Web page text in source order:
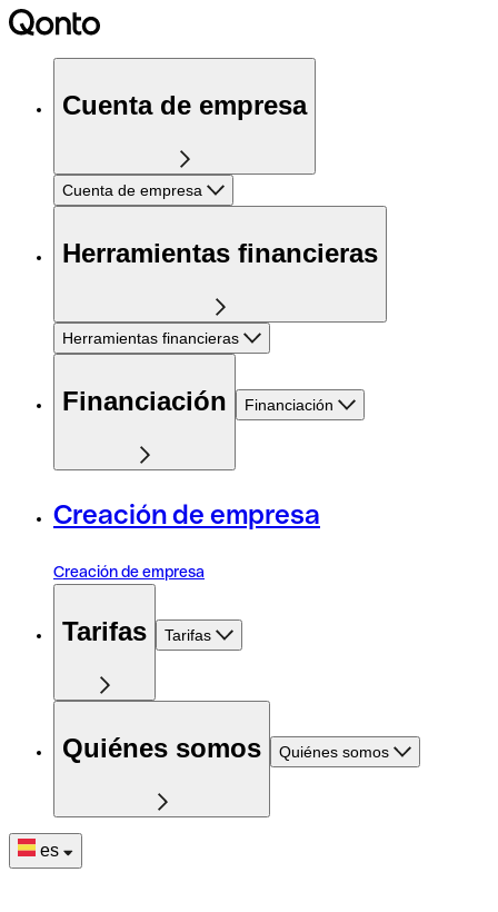
Cuenta de empresa
Cuenta de empresa
Herramientas financieras
Herramientas financieras
Financiación Financiación
Creación de empresa
Creación de empresa
Tarifas Tarifas
Quiénes somos Quiénes somos
es